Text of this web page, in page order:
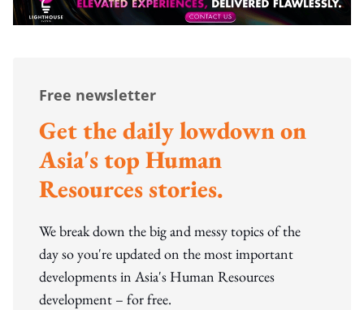
Free newsletter
Get the daily lowdown on
Asia's top Human
Resources stories.
We break down the big and messy topics of the
day so you're updated on the most important
developments in Asia's Human Resources
development – for free.